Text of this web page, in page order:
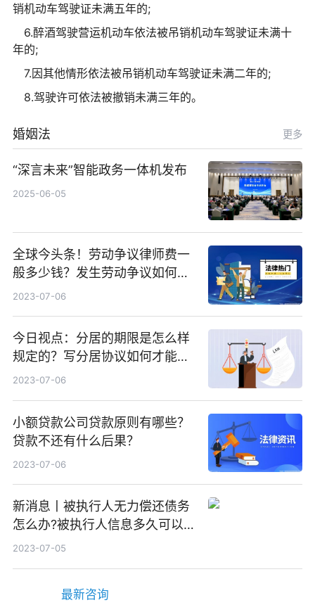
销机动车驾驶证未满五年的;
6.醉酒驾驶营运机动车依法被吊销机动车驾驶证未满十
年的;
7.因其他情形依法被吊销机动车驾驶证未满二年的;
8.驾驶许可依法被撤销未满三年的。
婚姻法 更多
“深言未来”智能政务一体机发布
2025-06-05
全球今头条！劳动争议律师费一
般多少钱？发生劳动争议如何算
工资？
2023-07-06
今日视点：分居的期限是怎么样
规定的？写分居协议如何才能有
效？
2023-07-06
小额贷款公司贷款原则有哪些？
贷款不还有什么后果？
2023-07-06
新消息丨被执行人无力偿还债务
怎么办?被执行人信息多久可以
消除?
2023-07-05
最新咨询